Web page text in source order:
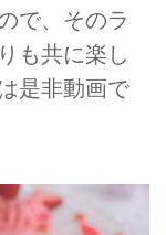
で、そのラ
も共に楽し
是非動画で